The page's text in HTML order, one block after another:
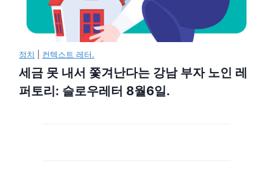
정치 컨텍스트 레터.
세금 못 내서 쫓겨난다는 강남 부자 노인 레
퍼토리: 슬로우레터 8월6일.